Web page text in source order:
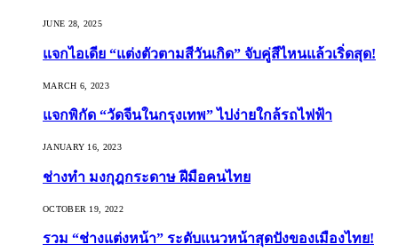
JUNE 28, 2025
แจกไอเดีย “แต่งตัวตามสีวันเกิด” จับคู่สีไหนแล้วเริ่ดสุด!
MARCH 6, 2023
แจกพิกัด “วัดจีนในกรุงเทพ” ไปง่ายใกล้รถไฟฟ้า
JANUARY 16, 2023
ช่างทำ มงกุฎกระดาษ ฝีมือคนไทย
OCTOBER 19, 2022
รวม “ช่างแต่งหน้า” ระดับแนวหน้าสุดปังของเมืองไทย!